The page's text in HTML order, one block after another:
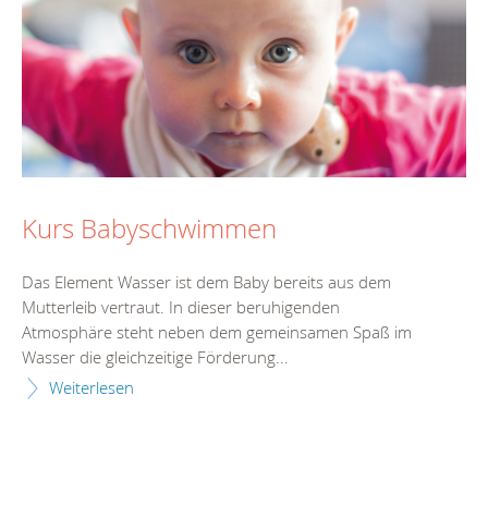
Kurs Babyschwimmen
Das Element Wasser ist dem Baby bereits aus dem
Mutterleib vertraut. In dieser beruhigenden
Atmosphäre steht neben dem gemeinsamen Spaß im
Wasser die gleichzeitige Förderung...
Weiterlesen